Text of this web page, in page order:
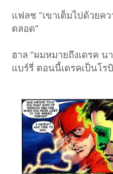
แฟลช "เขาเต็มไปด้วยค
ตลอด"
ฮาล "ผมหมายถึงเดรค น
แบร์รี่ ตอนนี้เดรคเป็นโ